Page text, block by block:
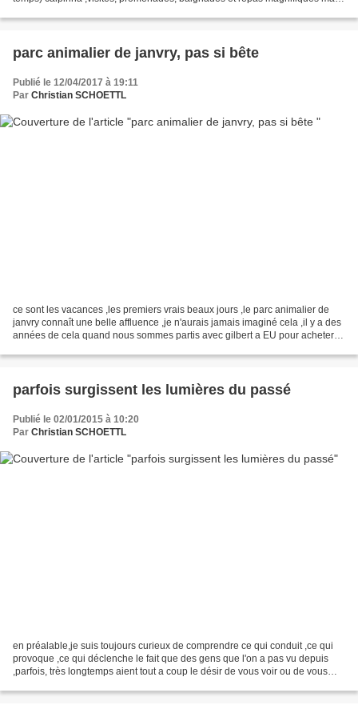
parc animalier de janvry, pas si bête
Publié le 12/04/2017 à 19:11
Par Christian SCHOETTL
ce sont les vacances ,les premiers vrais beaux jours ,le parc animalier de
janvry connaît une belle affluence ,je n'aurais jamais imaginé cela ,il y a des
années de cela quand nous sommes partis avec gilbert a EU pour acheter
parfois surgissent les lumières du passé
Publié le 02/01/2015 à 10:20
Par Christian SCHOETTL
en préalable,je suis toujours curieux de comprendre ce qui conduit ,ce qui
provoque ,ce qui déclenche le fait que des gens que l'on a pas vu depuis
,parfois, très longtemps aient tout a coup le désir de vous voir ou de vous